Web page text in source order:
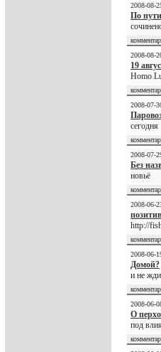
2008-08-
По
2008-08-
19
Homo
2008-07-
сегодня
2008-07-
Без
новьё
2008-06-
http://
2008-06-
Домой?
и не
2008-06-
О
под